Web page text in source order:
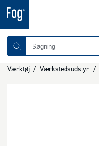
Værktøj / Værkstedsudstyr /